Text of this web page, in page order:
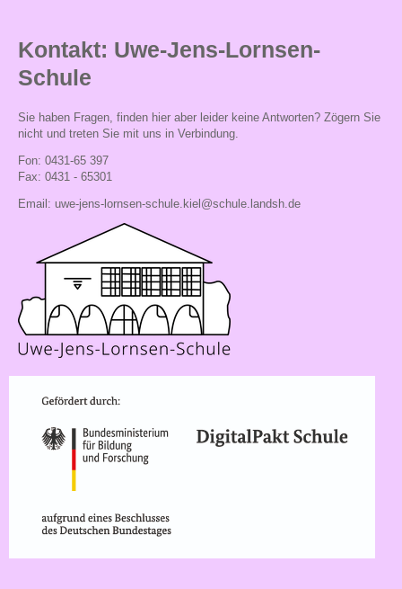
Läuse-
Info
Kontakt: Uwe-Jens-Lornsen-
Schule
Sie haben Fragen, finden hier aber leider keine Antworten? Zögern Sie
nicht und treten Sie mit uns in Verbindung.
Fon: 0431-65 397
Fax: 0431 - 65301
Email: uwe-jens-lornsen-schule.kiel@schule.landsh.de